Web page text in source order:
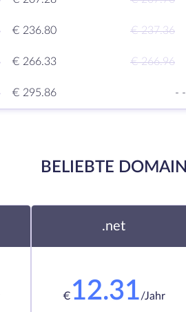
€ 236.80 € 237.36
€ 266.33 € 266.96
€ 295.86 - -
BELIEBTE DOMAIN
.net
€ 12.31/Jahr